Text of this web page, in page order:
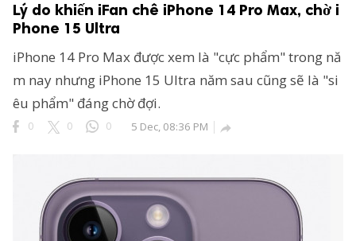
Lý do khiến iFan chê iPhone 14 Pro Max, chờ i
Phone 15 Ultra
iPhone 14 Pro Max được xem là "cực phẩm" trong nă
m nay nhưng iPhone 15 Ultra năm sau cũng sẽ là "si
êu phẩm" đáng chờ đợi.
0 0 0 5 Dec, 08:36 PM 